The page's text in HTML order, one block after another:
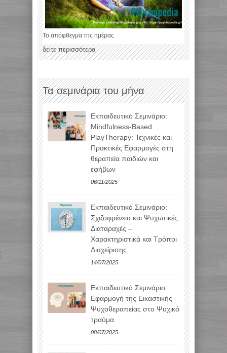
Το απόφθεγμα της ημέρας
δείτε περισσότερα
Τα σεμινάρια του μήνα
Εκπαιδευτικό Σεμινάριο:
Mindfulness-Based
PlayTherapy: Τεχνικές και
Πρακτικές Εφαρμογές στη
θεραπεία παιδιών και
εφήβων
06/11/2025
Εκπαιδευτικό Σεμινάριο:
Σχιζοφρένεια και Ψυχωτικές
Διαταραχές –
Χαρακτηριστικά και Τρόποι
Διαχείρισης
14/07/2025
Εκπαιδευτικό Σεμινάριο:
Εφαρμογή της Εικαστικής
Ψυχοθεραπείας στο Ψυχικό
τραύμα
08/07/2025